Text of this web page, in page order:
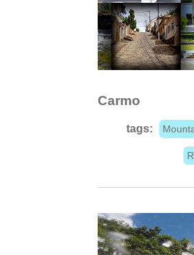
Carmo
tags: